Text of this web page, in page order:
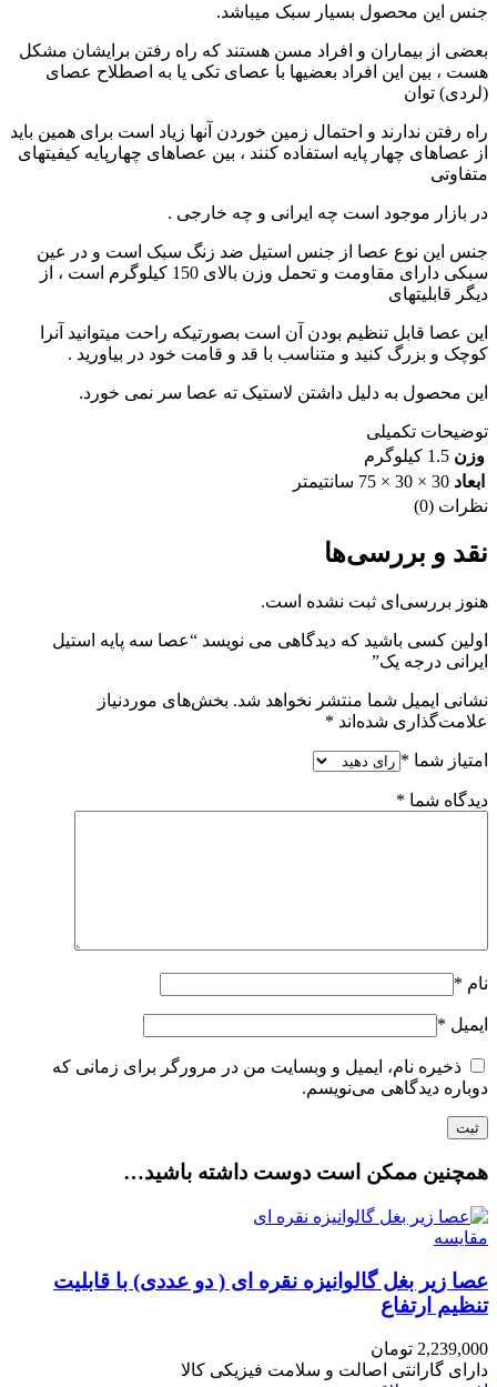
جنس این محصول بسیار سبک میباشد.
بعضی از بیماران و افراد مسن هستند که راه رفتن برایشان مشکل
هست ، بین این افراد بعضیها با عصای تکی یا به اصطلاح عصای
(لردی) توان
راه رفتن ندارند و احتمال زمین خوردن آنها زیاد است برای همین باید
از عصاهای چهار پایه استفاده کنند ، بین عصاهای چهارپایه کیفیتهای
متفاوتی
در بازار موجود است چه ایرانی و چه خارجی .
جنس این نوع عصا از جنس استیل ضد زنگ سبک است و در عین
سبکی دارای مقاومت و تحمل وزن بالای 150 کیلوگرم است ، از
دیگر قابلیتهای
این عصا قابل تنظیم بودن آن است بصورتیکه راحت میتوانید آنرا
کوچک و بزرگ کنید و متناسب با قد و قامت خود در بیاورید .
این محصول به دلیل داشتن لاستیک ته عصا سر نمی خورد.
توضیحات تکمیلی
وزن 1.5 کیلوگرم
ابعاد 30 × 30 × 75 سانتیمتر
نظرات (0)
نقد و بررسی‌ها
هنوز بررسی‌ای ثبت نشده است.
اولین کسی باشید که دیدگاهی می نویسد “عصا سه پایه استیل
ایرانی درجه یک”
نشانی ایمیل شما منتشر نخواهد شد. بخش‌های موردنیاز
علامت‌گذاری شده‌اند *
امتیاز شما *
دیدگاه شما *
نام *
ایمیل *
ذخیره نام، ایمیل و وبسایت من در مرورگر برای زمانی که
دوباره دیدگاهی می‌نویسم.
همچنین ممکن است دوست داشته باشید…
مقایسه
عصا زیر بغل گالوانیزه نقره ای ( دو عددی) با قابلیت
تنظیم ارتفاع
2,239,000 تومان
دارای گارانتی اصالت و سلامت فیزیکی کالا